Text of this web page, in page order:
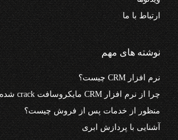
ارتباط با ما
نوشته های مهم
نرم افزار CRM چیست؟
چرا از نرم افزار CRM مایکروسافت crack شده استفاده نکنیم؟
منظور از خدمات پس از فروش چیست؟
آشنایی با پردازش ابری